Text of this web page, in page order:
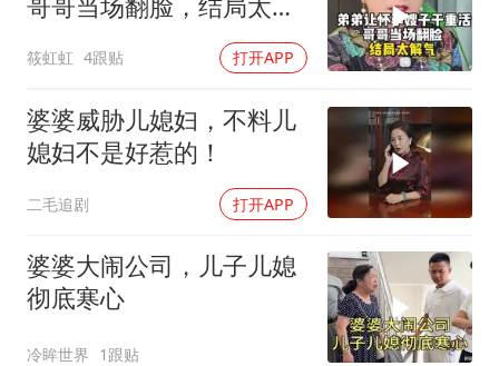
筱虹虹 4跟贴 打开APP
婆婆威胁儿媳妇，不料儿
媳妇不是好惹的！
二毛追剧 打开APP
婆婆大闹公司，儿子儿媳
彻底寒心
冷眸世界 1跟贴